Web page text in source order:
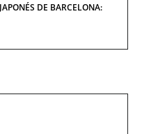
DE BARCELONA: